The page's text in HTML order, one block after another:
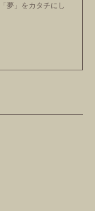
「夢」をカタチにし